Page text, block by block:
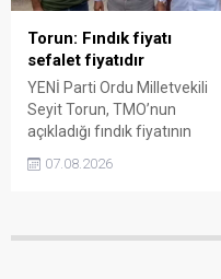
Giresun milletvekillerini açık
ve net bir cevap vermeye
çağırdı.
Torun: Fındık fiyatı
sefalet fiyatıdır
YENİ Parti Ordu Milletvekili
Seyit Torun, TMO’nun
açıkladığı fındık fiyatının
karşılamadığını söyledi.
“Üreticinin alın terini yabancı
07.08.2026